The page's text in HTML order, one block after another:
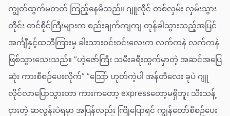
ကျွတ်ထွက်မတတ် ကြည့်နေမိသည်။ ဂျူလိုင် တစ်လှမ်း လှမ်းသွား
တိုင်း တင်စိုင်ကြီးများက စည်းချက်ကျကျ တုန်ခါသွားသည့်အပြင်
အင်္ကျီနှင့်ထဘီကြားမှ ခါးသားဝင်းဝင်းလေးက လက်ကနဲ လက်ကနဲ
ဖြစ်သွားသေးသည်။ ”ဟဲ့ဇော်ကြီး သမီးခရီးထွက်မှာတဲ့ အဆင်အပြေ
ဆုံး ကားစီစဉ်ပေးလိုက်” ”သြော် ဟုတ်ကဲ့ပါ အန်တီလေး ခုပဲ ဂျူ
လိုင်လာပြောသွားတာ ကားကတော့ expressတော့မရှိဘူး သီးသန့်
ငှားတဲ့ ဆလွန်းပဲရမှာ အပြန်လည်း ကြိုပြောရင် ကျွန်တော်စီစဉ်ပေး